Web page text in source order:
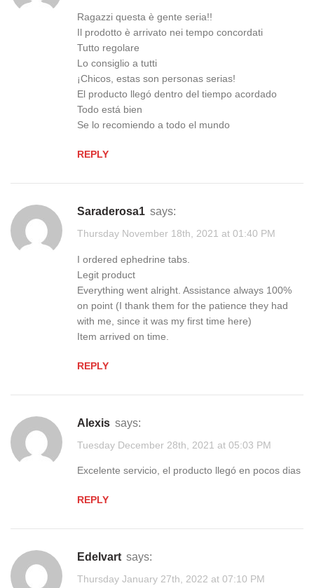
Ragazzi questa è gente seria!!
Il prodotto è arrivato nei tempo concordati
Tutto regolare
Lo consiglio a tutti
¡Chicos, estas son personas serias!
El producto llegó dentro del tiempo acordado
Todo está bien
Se lo recomiendo a todo el mundo
REPLY
saraderosa1 says:
Thursday November 18th, 2021 at 01:40 PM
I ordered ephedrine tabs.
Legit product
Everything went alright. Assistance always 100%
on point (I thank them for the patience they had
with me, since it was my first time here)
Item arrived on time.
REPLY
Alexis says:
Tuesday December 28th, 2021 at 05:03 PM
Excelente servicio, el producto llegó en pocos dias
REPLY
edelvart says:
Thursday January 27th, 2022 at 07:10 PM